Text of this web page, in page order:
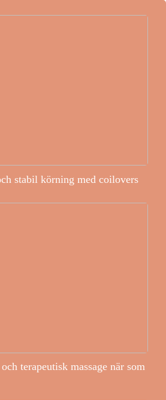
stabil körning med coilovers
terapeutisk massage när som